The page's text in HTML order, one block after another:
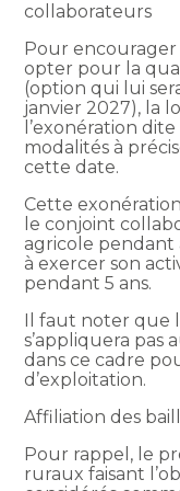
collaborateurs
Pour
opter pour la
(option qui lui
janvier 2027), la
l’exonération
modalités à
cette date.
Cette
le conjoint
agricole pendant
à exercer son
pendant 5 ans.
Il faut noter que
s’appliquera
dans ce cadre
d’exploitation.
Affiliation des
Pour rappel, le
ruraux faisant